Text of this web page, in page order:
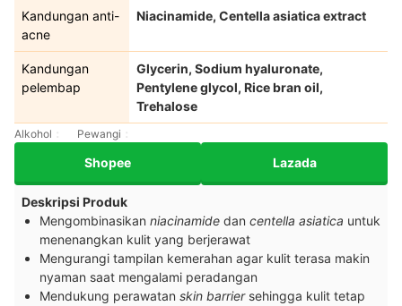
Kandungan anti-
acne
Niacinamide, Centella asiatica extract
Kandungan
pelembap
Glycerin, Sodium hyaluronate,
Pentylene glycol, Rice bran oil,
Trehalose
Alkohol Pewangi
Shopee Lazada
Deskripsi Produk
Mengombinasikan niacinamide dan centella asiatica untuk
menenangkan kulit yang berjerawat
Mengurangi tampilan kemerahan agar kulit terasa makin
nyaman saat mengalami peradangan
Mendukung perawatan skin barriersehingga kulit tetap